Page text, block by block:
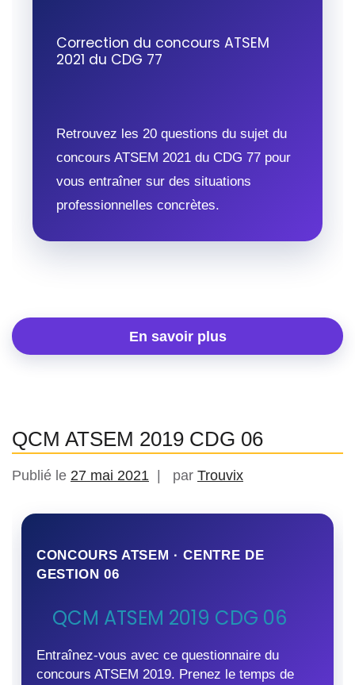
Correction du concours ATSEM
2021 du CDG 77
Retrouvez les 20 questions du sujet du
concours ATSEM 2021 du CDG 77 pour
vous entraîner sur des situations
professionnelles concrètes.
En savoir plus
QCM ATSEM 2019 CDG 06
Publié le 27 mai 2021 par Trouvix
CONCOURS ATSEM · CENTRE DE
GESTION 06
QCM ATSEM 2019 CDG 06
Entraînez-vous avec ce questionnaire du
concours ATSEM 2019. Prenez le temps de